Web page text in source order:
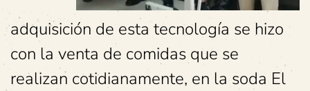
adquisición de esta tecnología se hizo
con la venta de comidas que se
realizan cotidianamente, en la soda El